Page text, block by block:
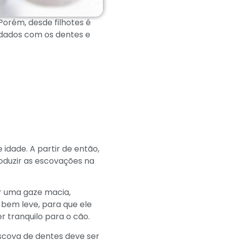
desde filhotes é
com os dentes e
A partir de então,
as escovações na
gaze macia,
leve, para que ele
tranquilo para o cão.
de dentes deve ser